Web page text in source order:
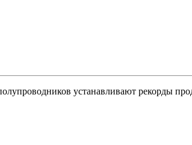
устанавливают рекорды